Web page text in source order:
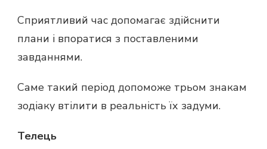
Сприятливий час допомагає здійснити
плани і впоратися з поставленими
завданнями.
Саме такий період допоможе трьом знакам
зодіаку втілити в реальність їх задуми.
Телець